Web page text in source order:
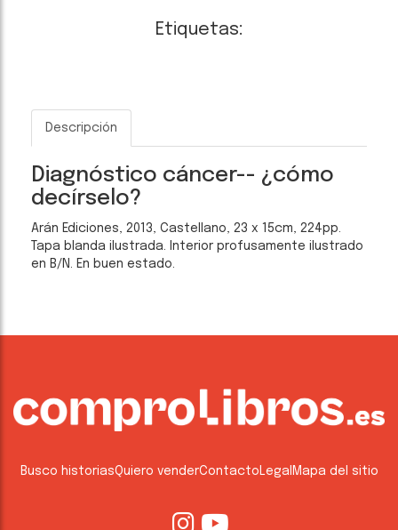
Etiquetas:
Descripción
Diagnóstico cáncer-- ¿cómo
decírselo?
Arán Ediciones, 2013, Castellano, 23 x 15cm, 224pp.
Tapa blanda ilustrada. Interior profusamente ilustrado
en B/N. En buen estado.
Busco historiasQuiero venderContacto Legal Mapa del sitio